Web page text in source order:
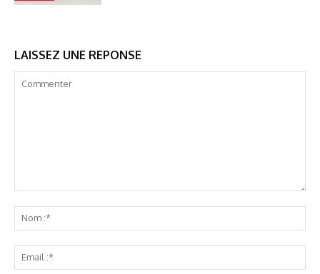
LAISSEZ UNE REPONSE
:*
:*